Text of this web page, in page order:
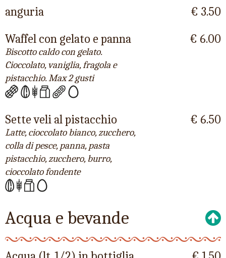
anguria
€ 3.50
Waffel con gelato e panna
Biscotto caldo con gelato.
Cioccolato, vaniglia, fragola e
pistacchio. Max 2 gusti
€ 6.00
Sette veli al pistacchio
Latte, cioccolato bianco, zucchero,
colla di pesce, panna, pasta
pistacchio, zucchero, burro,
cioccolato fondente
€ 6.50
Acqua e bevande